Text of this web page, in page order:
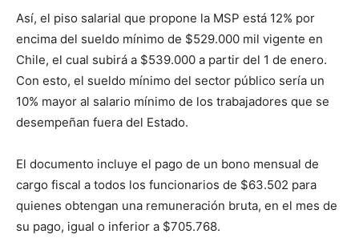
Así, el piso salarial que propone la MSP está 12% por
encima del sueldo mínimo de $529.000 mil vigente en
Chile, el cual subirá a $539.000 a partir del 1 de enero.
Con esto, el sueldo mínimo del sector público sería un
10% mayor al salario mínimo de los trabajadores que se
desempeñan fuera del Estado.
El documento incluye el pago de un bono mensual de
cargo fiscal a todos los funcionarios de $63.502 para
quienes obtengan una remuneración bruta, en el mes de
su pago, igual o inferior a $705.768.